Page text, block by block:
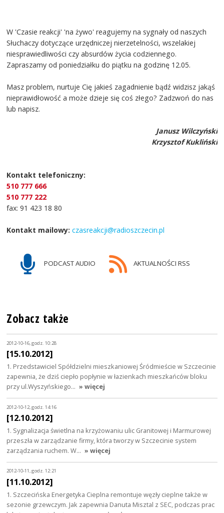
W 'Czasie reakcji' 'na żywo' reagujemy na sygnały od naszych
Słuchaczy dotyczące urzędniczej nierzetelności, wszelakiej
niesprawiedliwości czy absurdów życia codziennego.
Zapraszamy od poniedziałku do piątku na godzinę 12.05.
Masz problem, nurtuje Cię jakieś zagadnienie bądź widzisz jakąś
nieprawidłowość a może dzieje się coś złego? Zadzwoń do nas
lub napisz.
Janusz Wilczyński
Krzysztof Kukliński
Kontakt telefoniczny:
510 777 666
510 777 222
fax: 91 423 18 80
Kontakt mailowy: czasreakcji@radioszczecin.pl
PODCAST AUDIO AKTUALNOŚCI RSS
Zobacz także
2012-10-16, godz. 10:28
[15.10.2012]
1. Przedstawiciel Spółdzielni mieszkaniowej Śródmieście w Szczecinie
zapewnia, że dziś ciepło popłynie w łazienkach mieszkańców bloku
przy ul.Wyszyńskiego… » więcej
2012-10-12, godz. 14:16
[12.10.2012]
1. Sygnalizacja świetlna na krzyżowaniu ulic Granitowej i Marmurowej
przeszła w zarządzanie firmy, która tworzy w Szczecinie system
zarządzania ruchem. W… » więcej
2012-10-11, godz. 12:21
[11.10.2012]
1. Szczecińska Energetyka Cieplna remontuje węzły cieplne także w
sezonie grzewczym. Jak zapewnia Danuta Misztal z SEC, podczas prac